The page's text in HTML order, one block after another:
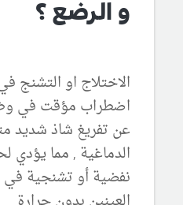
و الرضع ؟
الاختلاج او التشنج
اضطراب مؤقت في
عن تفريغ شاذ شديد
الدماغية , مما
نفضية أو تشنجية